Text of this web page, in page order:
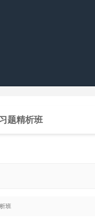
题精析班
班